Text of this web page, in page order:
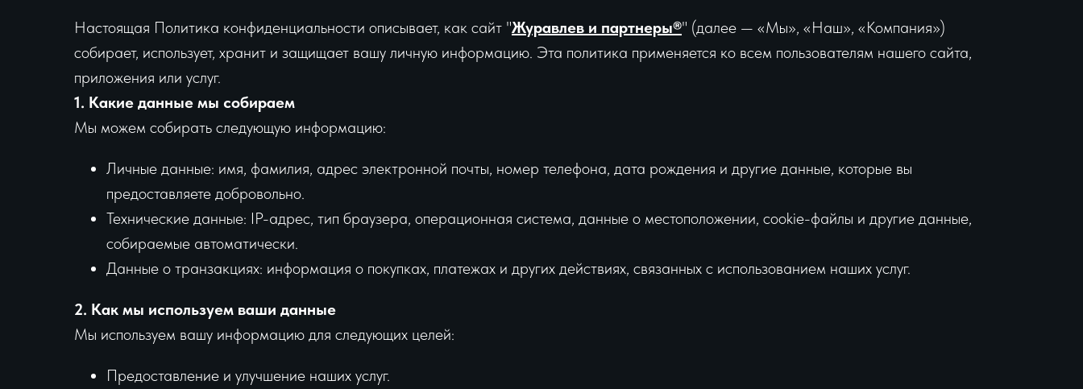
Настоящая Политика конфиденциальности описывает, как сайт "Журавлев и партнеры®" (далее — «Мы», «Наш», «Компания»)
собирает, использует, хранит и защищает вашу личную информацию. Эта политика применяется ко всем пользователям нашего сайта,
приложения или услуг.
1. Какие данные мы собираем
Мы можем собирать следующую информацию:
Личные данные: имя, фамилия, адрес электронной почты, номер телефона, дата рождения и другие данные, которые вы
предоставляете добровольно.
Технические данные: IP-адрес, тип браузера, операционная система, данные о местоположении, cookie-файлы и другие данные,
собираемые автоматически.
Данные о транзакциях: информация о покупках, платежах и других действиях, связанных с использованием наших услуг.
2. Как мы используем ваши данные
Мы используем вашу информацию для следующих целей:
Предоставление и улучшение наших услуг.